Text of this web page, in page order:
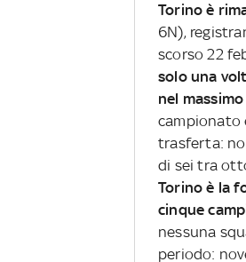
Torino è
6N),
scorso 22
solo una
nel
campionato
trasferta:
di sei tra
Torino è la
cinque
nessuna
periodo: